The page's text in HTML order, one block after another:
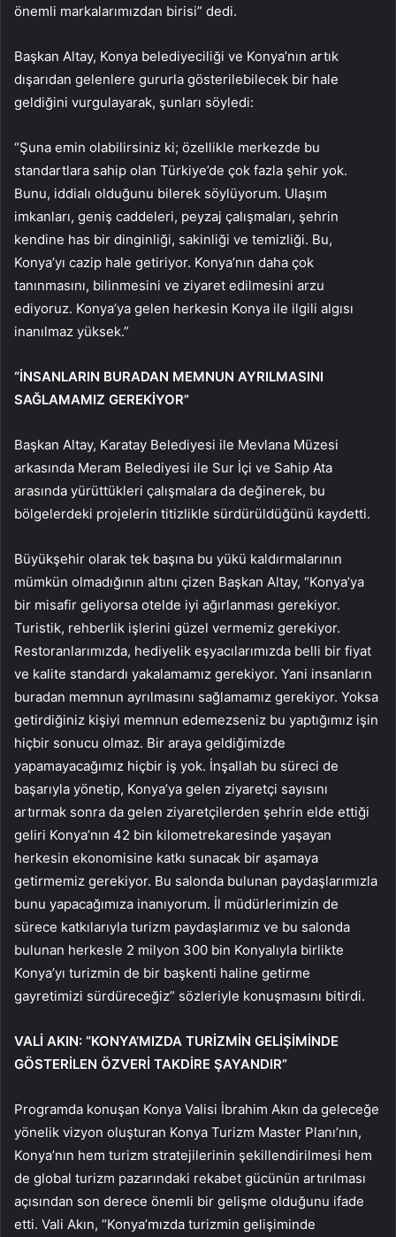
önemli markalarımızdan birisi” dedi.
Başkan Altay, Konya belediyeciliği ve Konya’nın artık
dışarıdan gelenlere gururla gösterilebilecek bir hale
geldiğini vurgulayarak, şunları söyledi:
“Şuna emin olabilirsiniz ki; özellikle merkezde bu
standartlara sahip olan Türkiye’de çok fazla şehir yok.
Bunu, iddialı olduğunu bilerek söylüyorum. Ulaşım
imkanları, geniş caddeleri, peyzaj çalışmaları, şehrin
kendine has bir dinginliği, sakinliği ve temizliği. Bu,
Konya’yı cazip hale getiriyor. Konya’nın daha çok
tanınmasını, bilinmesini ve ziyaret edilmesini arzu
ediyoruz. Konya’ya gelen herkesin Konya ile ilgili algısı
inanılmaz yüksek.”
“İNSANLARIN BURADAN MEMNUN AYRILMASINI
SAĞLAMAMIZ GEREKİYOR”
Başkan Altay, Karatay Belediyesi ile Mevlana Müzesi
arkasında Meram Belediyesi ile Sur İçi ve Sahip Ata
arasında yürüttükleri çalışmalara da değinerek, bu
bölgelerdeki projelerin titizlikle sürdürüldüğünü kaydetti.
Büyükşehir olarak tek başına bu yükü kaldırmalarının
mümkün olmadığının altını çizen Başkan Altay, “Konya’ya
bir misafir geliyorsa otelde iyi ağırlanması gerekiyor.
Turistik, rehberlik işlerini güzel vermemiz gerekiyor.
Restoranlarımızda, hediyelik eşyacılarımızda belli bir fiyat
ve kalite standardı yakalamamız gerekiyor. Yani insanların
buradan memnun ayrılmasını sağlamamız gerekiyor. Yoksa
getirdiğiniz kişiyi memnun edemezseniz bu yaptığımız işin
hiçbir sonucu olmaz. Bir araya geldiğimizde
yapamayacağımız hiçbir iş yok. İnşallah bu süreci de
başarıyla yönetip, Konya’ya gelen ziyaretçi sayısını
artırmak sonra da gelen ziyaretçilerden şehrin elde ettiği
geliri Konya’nın 42 bin kilometrekaresinde yaşayan
herkesin ekonomisine katkı sunacak bir aşamaya
getirmemiz gerekiyor. Bu salonda bulunan paydaşlarımızla
bunu yapacağımıza inanıyorum. İl müdürlerimizin de
sürece katkılarıyla turizm paydaşlarımız ve bu salonda
bulunan herkesle 2 milyon 300 bin Konyalıyla birlikte
Konya’yı turizmin de bir başkenti haline getirme
gayretimizi sürdüreceğiz” sözleriyle konuşmasını bitirdi.
VALİ AKIN: “KONYA’MIZDA TURİZMİN GELİŞİMİNDE
GÖSTERİLEN ÖZVERİ TAKDİRE ŞAYANDIR”
Programda konuşan Konya Valisi İbrahim Akın da geleceğe
yönelik vizyon oluşturan Konya Turizm Master Planı’nın,
Konya’nın hem turizm stratejilerinin şekillendirilmesi hem
de global turizm pazarındaki rekabet gücünün artırılması
açısından son derece önemli bir gelişme olduğunu ifade
etti. Vali Akın, “Konya’mızda turizmin gelişiminde